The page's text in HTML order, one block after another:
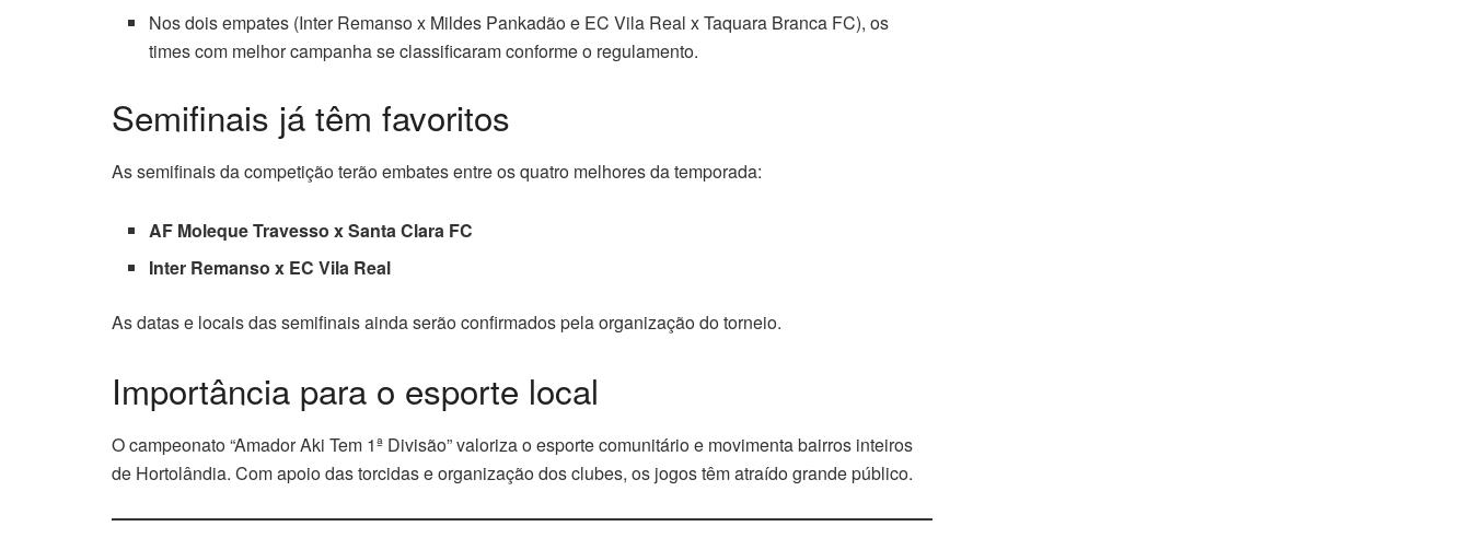
Nos dois empates (Inter Remanso x Mildes Pankadão e EC Vila Real x Taquara Branca FC), os
times com melhor campanha se classificaram conforme o regulamento.
Semifinais já têm favoritos
As semifinais da competição terão embates entre os quatro melhores da temporada:
AF Moleque Travesso x Santa Clara FC
Inter Remanso x EC Vila Real
As datas e locais das semifinais ainda serão confirmados pela organização do torneio.
Importância para o esporte local
O campeonato “Amador Aki Tem 1ª Divisão” valoriza o esporte comunitário e movimenta bairros inteiros
de Hortolândia. Com apoio das torcidas e organização dos clubes, os jogos têm atraído grande público.